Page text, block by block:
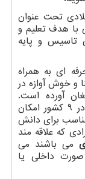
تحت عنوان
با هدف تعلیم و
تاسیس و پایه
ای به همراه
و خوش آوازه در
آورده است.
برخورداری از شعب و نمایندگی های فعال در 9 کشور امکان
برای دانش
که علاقه مند
می باشند می
داخلی یا